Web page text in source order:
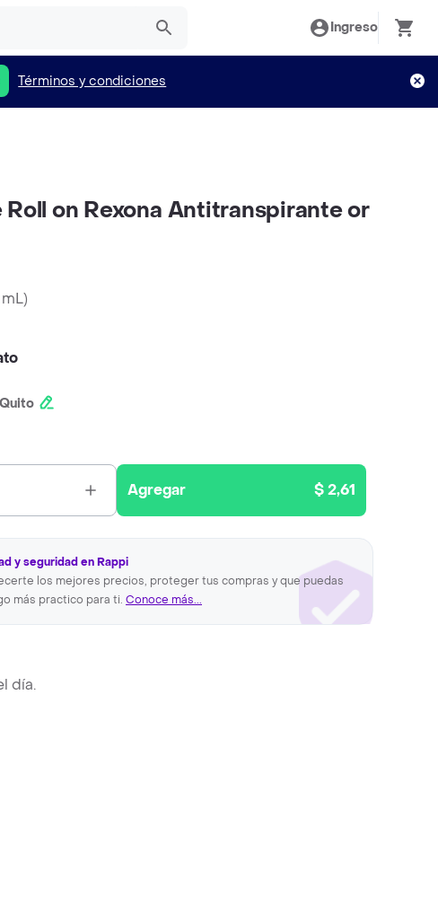
Ingreso
Términos y condiciones
on Rexona Antitranspirante or
)
Quito
Agregar $ 2,61
y seguridad en Rappi
los mejores precios, proteger tus compras y que puedas
más practico para ti. Conoce más...
día.